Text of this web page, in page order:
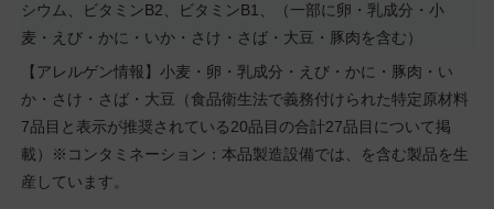
シウム、ビタミンB2、ビタミンB1、（一部に卵・乳成分・小
麦・えび・かに・いか・さけ・さば・大豆・豚肉を含む）
【アレルゲン情報】小麦・卵・乳成分・えび・かに・豚肉・い
か・さけ・さば・大豆（食品衛生法で義務付けられた特定原材料
7品目と表示が推奨されている20品目の合計27品目について掲
載）※コンタミネーション：本品製造設備では、を含む製品を生
産しています。